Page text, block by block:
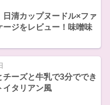
日清カップヌードル×ファ
ージをレビュー！味噌味
チーズと牛乳で3分ででき
イタリアン風